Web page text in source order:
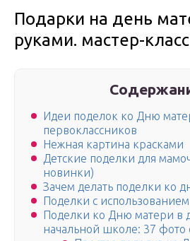
Подарки на день
руками. мастер-
Идеи поделок ко Дню
первоклассников
Нежная картина красками
Детские поделки для
новинки)
Зачем делать поделки ко
Поделки с
Поделки ко Дню матери в
начальной школе: 37 фото